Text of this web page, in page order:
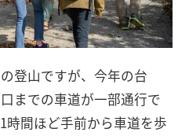
登山ですが、今年の台
までの車道が一部通行で
時間ほど手前から車道を歩